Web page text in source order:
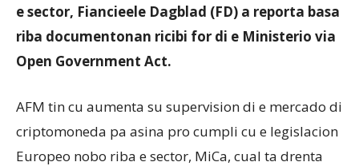
e sector, Fiancieele Dagblad (FD) a reporta basa
riba documentonan ricibi for di e Ministerio via
Open Government Act.
AFM tin cu aumenta su supervision di e mercado di
criptomoneda pa asina pro cumpli cu e legislacion
Europeo nobo riba e sector, MiCa, cual ta drenta